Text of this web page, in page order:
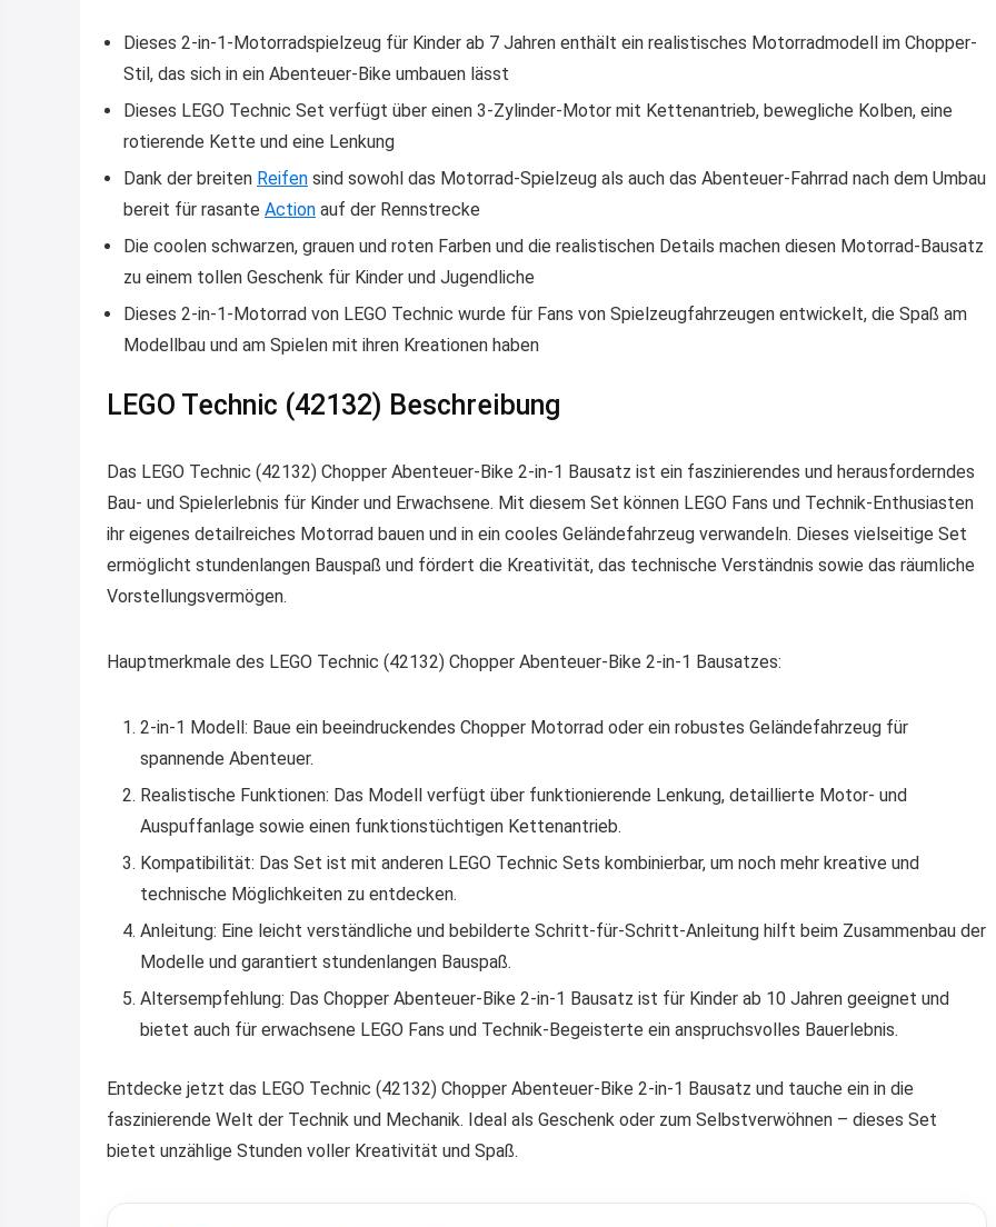
Dieses 2-in-1-Motorradspielzeug für Kinder ab 7 Jahren enthält ein realistisches Motorradmodell im Chopper-
Stil, das sich in ein Abenteuer-Bike umbauen lässt
Dieses LEGO Technic Set verfügt über einen 3-Zylinder-Motor mit Kettenantrieb, bewegliche Kolben, eine
rotierende Kette und eine Lenkung
Dank der breiten Reifen sind sowohl das Motorrad-Spielzeug als auch das Abenteuer-Fahrrad nach dem Umbau
bereit für rasante Action auf der Rennstrecke
Die coolen schwarzen, grauen und roten Farben und die realistischen Details machen diesen Motorrad-Bausatz
zu einem tollen Geschenk für Kinder und Jugendliche
Dieses 2-in-1-Motorrad von LEGO Technic wurde für Fans von Spielzeugfahrzeugen entwickelt, die Spaß am
Modellbau und am Spielen mit ihren Kreationen haben
LEGO Technic (42132) Beschreibung
Das LEGO Technic (42132) Chopper Abenteuer-Bike 2-in-1 Bausatz ist ein faszinierendes und herausforderndes
Bau- und Spielerlebnis für Kinder und Erwachsene. Mit diesem Set können LEGO Fans und Technik-Enthusiasten
ihr eigenes detailreiches Motorrad bauen und in ein cooles Geländefahrzeug verwandeln. Dieses vielseitige Set
ermöglicht stundenlangen Bauspaß und fördert die Kreativität, das technische Verständnis sowie das räumliche
Vorstellungsvermögen.
Hauptmerkmale des LEGO Technic (42132) Chopper Abenteuer-Bike 2-in-1 Bausatzes:
2-in-1 Modell: Baue ein beeindruckendes Chopper Motorrad oder ein robustes Geländefahrzeug für
spannende Abenteuer.
Realistische Funktionen: Das Modell verfügt über funktionierende Lenkung, detaillierte Motor- und
Auspuffanlage sowie einen funktionstüchtigen Kettenantrieb.
Kompatibilität: Das Set ist mit anderen LEGO Technic Sets kombinierbar, um noch mehr kreative und
technische Möglichkeiten zu entdecken.
Anleitung: Eine leicht verständliche und bebilderte Schritt-für-Schritt-Anleitung hilft beim Zusammenbau der
Modelle und garantiert stundenlangen Bauspaß.
Altersempfehlung: Das Chopper Abenteuer-Bike 2-in-1 Bausatz ist für Kinder ab 10 Jahren geeignet und
bietet auch für erwachsene LEGO Fans und Technik-Begeisterte ein anspruchsvolles Bauerlebnis.
Entdecke jetzt das LEGO Technic (42132) Chopper Abenteuer-Bike 2-in-1 Bausatz und tauche ein in die
faszinierende Welt der Technik und Mechanik. Ideal als Geschenk oder zum Selbstverwöhnen – dieses Set
bietet unzählige Stunden voller Kreativität und Spaß.